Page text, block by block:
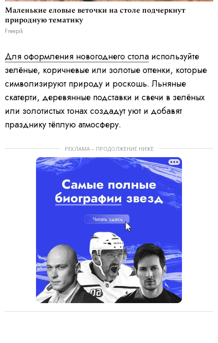
Маленькие еловые веточки на столе подчеркнут
природную тематику
Freepik
Для оформления новогоднего стола используйте
зелёные, коричневые или золотые оттенки, которые
символизируют природу и роскошь. Льняные
скатерти, деревянные подставки и свечи в зелёных
или золотистых тонах создадут уют и добавят
празднику тёплую атмосферу.
РЕКЛАМА – ПРОДОЛЖЕНИЕ НИЖЕ